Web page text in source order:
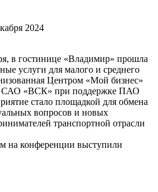
2024
в гостинице «Владимир» прошла
услуги для малого и среднего
Центром «Мой бизнес»
САО «ВСК» при поддержке ПАО
стало площадкой для обмена
вопросов и новых
транспортной отрасли
на конференции выступили